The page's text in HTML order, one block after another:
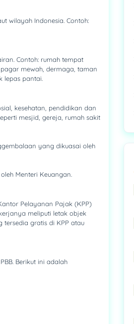
wilayah Indonesia. Contoh:
Contoh: rumah tempat
mewah, dermaga, taman
lepas pantai.
kesehatan, pendidikan dan
mesjid, gereja, rumah sakit
yang dikuasai oleh
Menteri Keuangan.
Pelayanan Pajak (KPP)
meliputi letak objek
tersedia gratis di KPP atau
Berikut ini adalah